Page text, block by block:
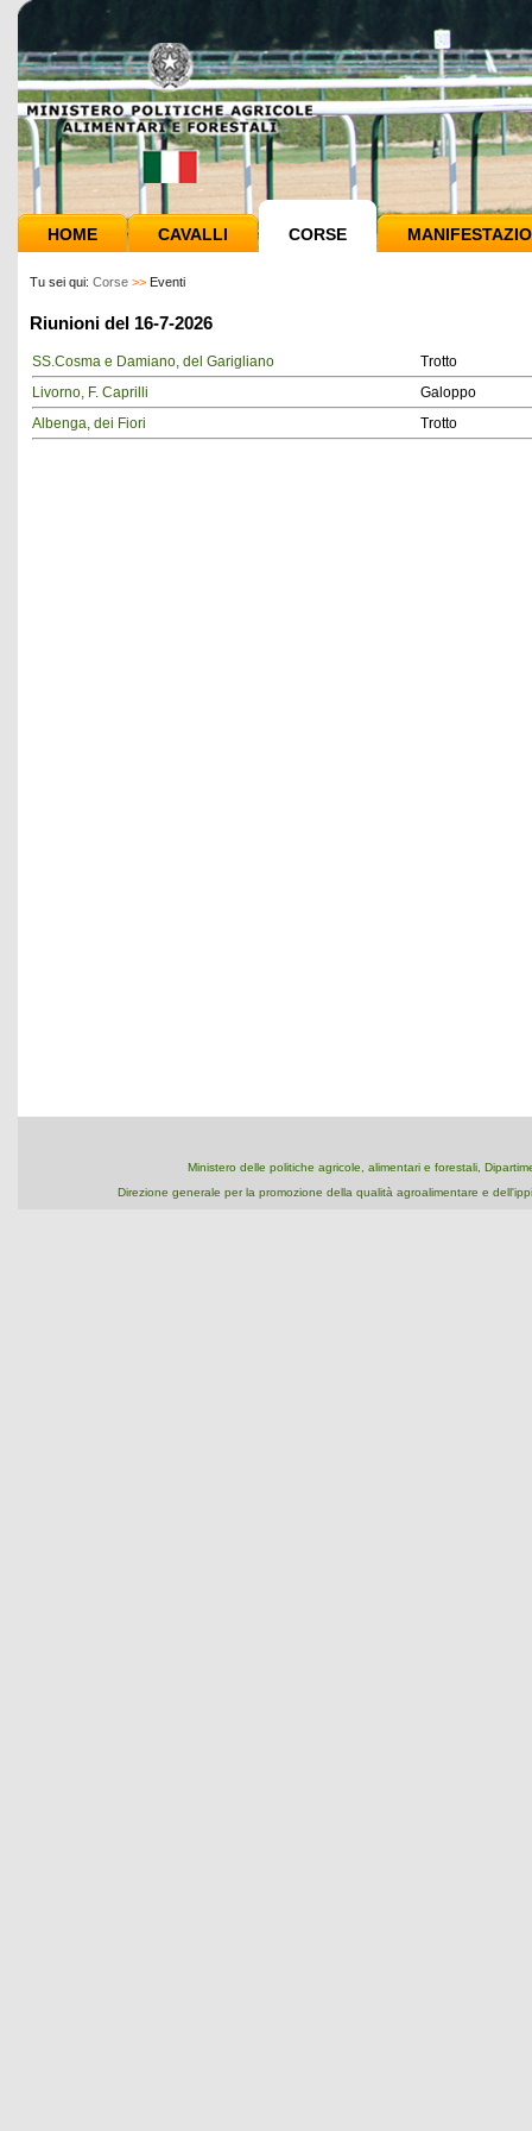
HOME CAVALLI CORSE
Tu sei qui: Corse >> Eventi
Riunioni del 16-7-2026
SS.Cosma e Damiano, del Garigliano
Trotto
Livorno, F. Caprilli
Galoppo
Albenga, dei Fiori
Trotto
Ministero delle politiche agricole, alimentari e forestali,
Direzione generale per la promozione della qualità agroalimentare e